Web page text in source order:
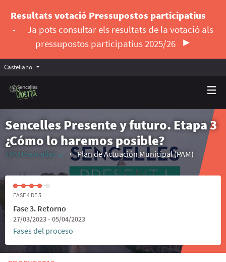
Resultats votació Pressupostos participatius
-
Ja pots consultar els resultats de la votació als
pressupostos participatius 2025/26
Castellano Triar la llengua
Sencelles Presente y futuro. Etapa 3
¿Cómo lo haremos posible?
#PAMSencelles
(Enlace externo)
Plan de Actuación Municipal (PAM)
FASE 4 DE 5
Fase 3. Retorno
27/03/2023 - 05/04/2023
Fases del proceso